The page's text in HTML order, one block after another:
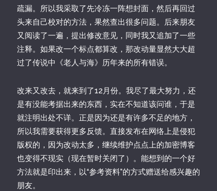
疏漏。所以我采取了先冷冻一阵想封面，然后再回过
头来自己校对的方法，果然查出很多问题。后来朋友
又阅读了一遍，提出修改意见，同时我又追加了一些
注释。如果改一个标点都算改，那改动量显然大大超
过了传说中《老人与海》历年来的所有错误。
改来又改去，就来到了12月份。我尽了最大努力，还
是有没能考据出来的东西，实在不知道该问谁，于是
就注明出处不详。正是因为还是有许多不足的地方，
所以我需要获得更多反馈。直接发布在网络上是侵犯
版权的，因为改动太多，继续维护点点上的加密博客
也变得不现实（现在暂时关闭了）。能想到的一个好
方法就是印出来，以“参考资料”的方式赠送给感兴趣的
朋友。